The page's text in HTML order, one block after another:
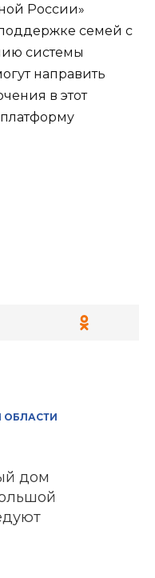
России»
семей с
системы
направить
в этот
ОБЛАСТИ
дом